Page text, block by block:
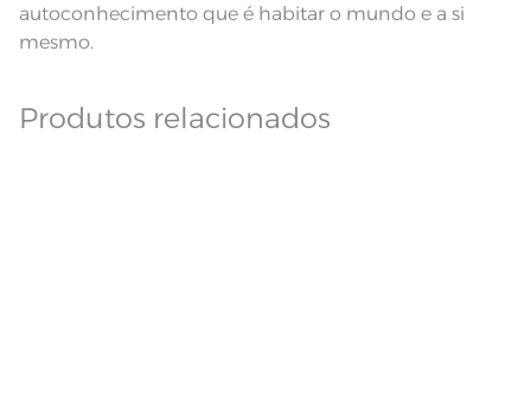
autoconhecimento que é habitar o mundo e a si
mesmo.
Produtos relacionados